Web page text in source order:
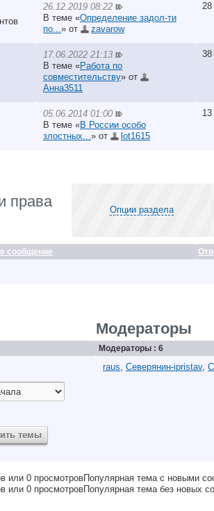
26.12.2019 08:22
В теме «Определение задол-ти
по... » от zavarow
28
17.06.2022 21:13
В теме «Работа по
совместительству» от
Анна3511
38
05.06.2014 01:00
В теме «В России особо
злостных... » от lot1615
13
права
Опции раздела
сообщение
Модераторы
Модераторы : 6
raus, Северянин-ipristav,
Популярная тема с новыми
Популярная тема без новых